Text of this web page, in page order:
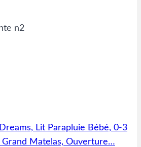
n2
Lit Parapluie Bébé, 0-3
Grand Matelas, Ouverture…